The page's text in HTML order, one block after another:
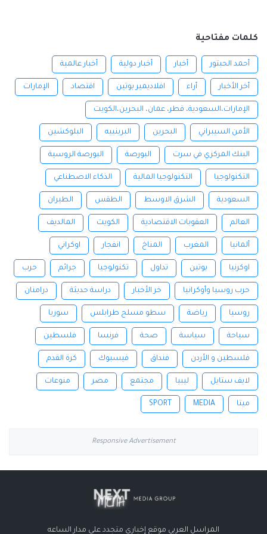
كلمات مفتاحية
أحمد الحبتور أخبار أخبار دولية أخبار عالمية
أخر الأخبار أراء افلاديمير بوتين اقتصاد الإمارات
الإمارات،السعودية، قطر، عمان، البحرين،الكويت
الأمن السيبراني البحرين البرينييه البلوكشين
البنك المركزي في سرت البورصة البورصة الروسية
التكنولوجيا التكنولوجيا المالية الذكاء الاصطناعي
السعودية الشرق الاوسط الطقس الطيران
العالم العقوبات الاقتصادية الكويت المالديف
ألمانيا المغرب المناخ انفجار اوكراني
اوكرنيا بوتين تداول تكنولوجيا جرائم حرب
حرب روسيا وأوكرانيا خر الأخبار دراسة حديثة درامنان
روسيا رياضة سطو مسلح طرابلس سوريا
سياحة سياسة صحة فرنسا فلسطين
فلسطين و الأردن فنداق فيسبوك كرة القدم
لايف ستايل ليبيا مجتمع مصر منوعات
ميتا MEDIA
SPORT
Responsive Advertisement
المراسل العربي موقع إخباري متجدد على مدار الساعه